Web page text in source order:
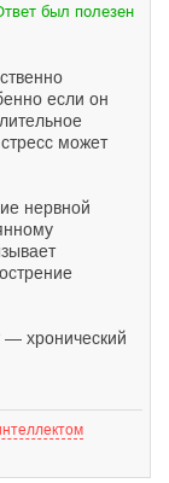
был полезен
если он
может
нервной
— хронический